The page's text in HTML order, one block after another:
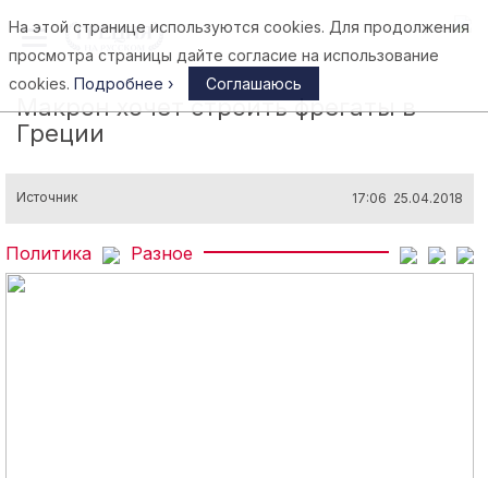
Афины
Макрон хочет строить фрегаты в
Греции
Источник 17:06 25.04.2018
Политика Разное
На этой странице используются cookies. Для продолжения
просмотра страницы дайте согласие на использование
cookies. Подробнее › Соглашаюсь